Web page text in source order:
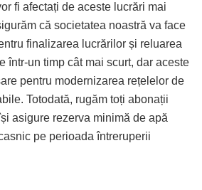
fi afectați de aceste lucrări mai
că societatea noastră va face
finalizarea lucrărilor și reluarea
într-un timp cât mai scurt, dar aceste
pentru modernizarea rețelelor de
Totodată, rugăm toți abonații
asigure rezerva minimă de apă
pe perioada întreruperii